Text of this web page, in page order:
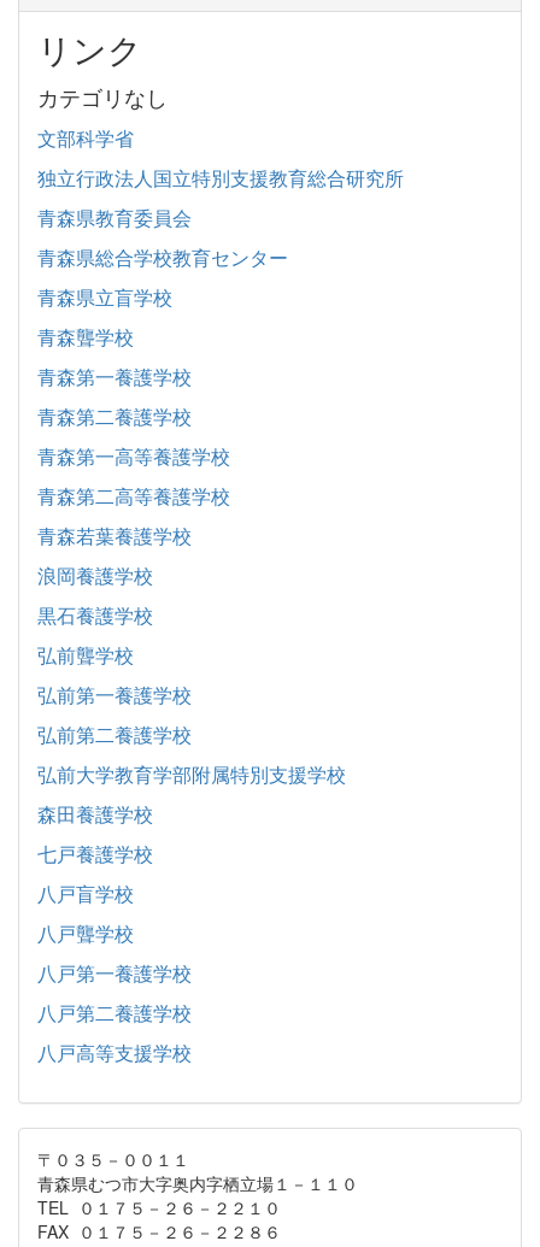
リンク
カテゴリなし
文部科学省
独立行政法人国立特別支援教育総合研究所
青森県教育委員会
青森県総合学校教育センター
青森県立盲学校
青森聾学校
青森第一養護学校
青森第二養護学校
青森第一高等養護学校
青森第二高等養護学校
青森若葉養護学校
浪岡養護学校
黒石養護学校
弘前聾学校
弘前第一養護学校
弘前第二養護学校
弘前大学教育学部附属特別支援学校
森田養護学校
七戸養護学校
八戸盲学校
八戸聾学校
八戸第一養護学校
八戸第二養護学校
八戸高等支援学校
〒０３５－００１１
青森県むつ市大字奥内字栖立場１－１１０
TEL ０１７５－２６－２２１０
FAX ０１７５－２６－２２８６